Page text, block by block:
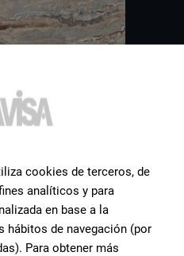
, die Sie
von unseren Nutzern am
cookies de terceros, de
analíticos y para
en base a la
hábitos de navegación (por
Para obtener más